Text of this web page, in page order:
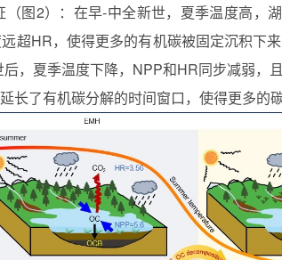
（图2）：在早-中全新世，夏季温度高，
超HR，使得更多的有机碳被固定沉积下
，夏季温度下降，NPP和HR同步减弱，
长了有机碳分解的时间窗口，使得更多的